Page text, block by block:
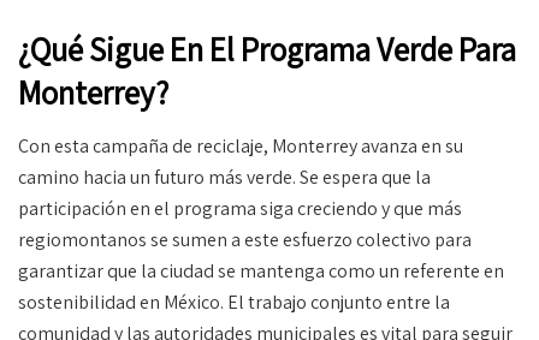
¿Qué Sigue En El Programa Verde Para
Monterrey?
Con esta campaña de reciclaje, Monterrey avanza en su
camino hacia un futuro más verde. Se espera que la
participación en el programa siga creciendo y que más
regiomontanos se sumen a este esfuerzo colectivo para
garantizar que la ciudad se mantenga como un referente en
sostenibilidad en México. El trabajo conjunto entre la
comunidad y las autoridades municipales es vital para seguir